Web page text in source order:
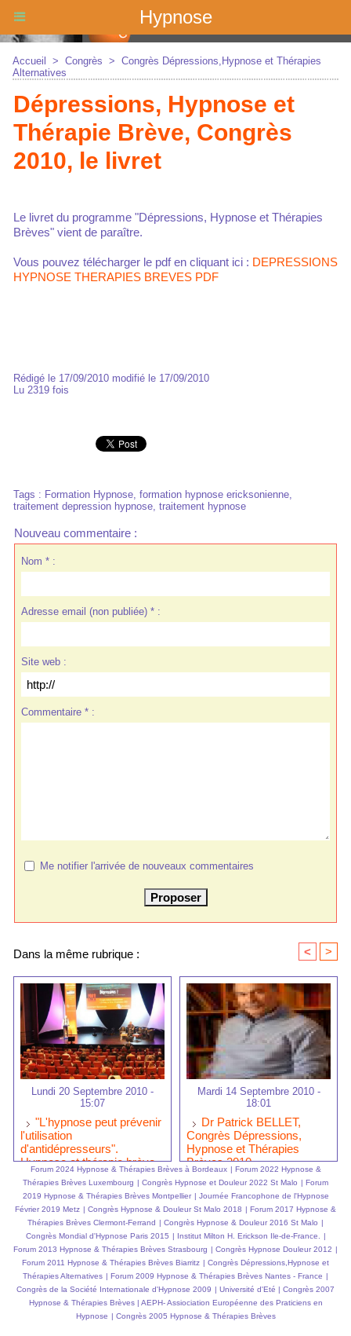
Hypnose
Accueil > Congrès > Congrès Dépressions,Hypnose et Thérapies
Alternatives
Dépressions, Hypnose et
Thérapie Brève, Congrès
2010, le livret
Le livret du programme "Dépressions, Hypnose et Thérapies
Brèves" vient de paraître.
Vous pouvez télécharger le pdf en cliquant ici : DEPRESSIONS
HYPNOSE THERAPIES BREVES PDF
Rédigé le 17/09/2010 modifié le 17/09/2010
Lu 2319 fois
Tags : Formation Hypnose, formation hypnose ericksonienne,
traitement depression hypnose, traitement hypnose
Nouveau commentaire :
Nom * :
Adresse email (non publiée) * :
Site web :
Commentaire * :
Me notifier l'arrivée de nouveaux commentaires
Dans la même rubrique : < >
Lundi 20 Septembre 2010 -
15:07
"L'hypnose peut prévenir
l'utilisation
d'antidépresseurs".
Hypnose et thérapie brève
au secours de la dépression
Mardi 14 Septembre 2010 -
18:01
Dr Patrick BELLET,
Congrès Dépressions,
Hypnose et Thérapies
Brèves 2010
Forum 2024 Hypnose & Thérapies Brèves à Bordeaux | Forum 2022 Hypnose &
Thérapies Brèves Luxembourg | Congrès Hypnose et Douleur 2022 St Malo | Forum
2019 Hypnose & Thérapies Brèves Montpellier | Journée Francophone de l'Hypnose
Février 2019 Metz | Congrès Hypnose & Douleur St Malo 2018 | Forum 2017 Hypnose &
Thérapies Brèves Clermont-Ferrand | Congrès Hypnose & Douleur 2016 St Malo |
Congrès Mondial d'Hypnose Paris 2015 | Institut Milton H. Erickson Ile-de-France. |
Forum 2013 Hypnose & Thérapies Brèves Strasbourg | Congrès Hypnose Douleur 2012 |
Forum 2011 Hypnose & Thérapies Brèves Biarritz | Congrès Dépressions,Hypnose et
Thérapies Alternatives | Forum 2009 Hypnose & Thérapies Brèves Nantes - France |
Congrès de la Société Internationale d'Hypnose 2009 | Université d'Eté | Congrès 2007
Hypnose & Thérapies Brèves | AEPH- Assiociation Européenne des Praticiens en
Hypnose | Congrès 2005 Hypnose & Thérapies Brèves